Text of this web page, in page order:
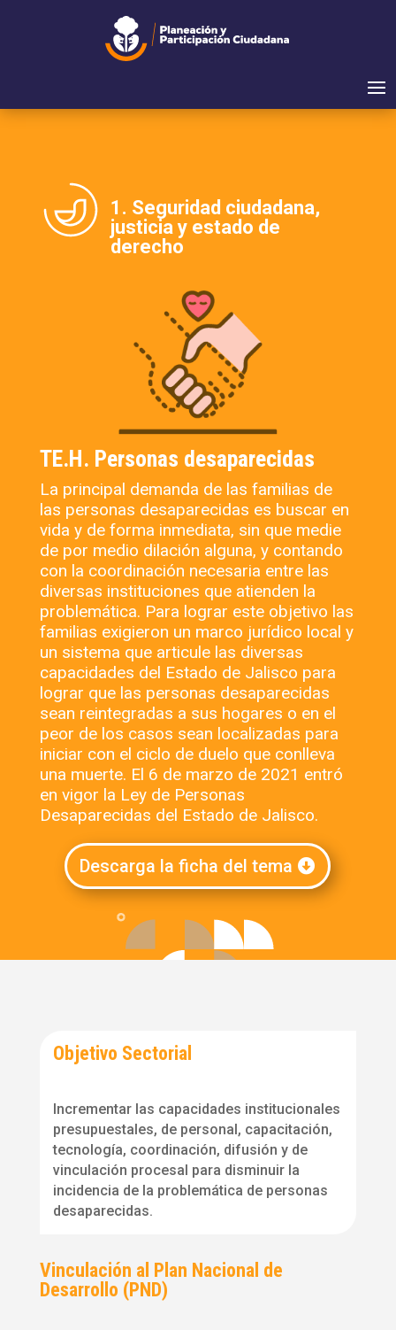
1. Seguridad ciudadana,
justicia y estado de
derecho
TE.H. Personas desaparecidas
La principal demanda de las familias de
las personas desaparecidas es buscar en
vida y de forma inmediata, sin que medie
de por medio dilación alguna, y contando
con la coordinación necesaria entre las
diversas instituciones que atienden la
problemática. Para lograr este objetivo las
familias exigieron un marco jurídico local y
un sistema que articule las diversas
capacidades del Estado de Jalisco para
lograr que las personas desaparecidas
sean reintegradas a sus hogares o en el
peor de los casos sean localizadas para
iniciar con el ciclo de duelo que conlleva
una muerte. El 6 de marzo de 2021 entró
en vigor la Ley de Personas
Desaparecidas del Estado de Jalisco.
Descarga la ficha del tema
Objetivo Sectorial
Incrementar las capacidades institucionales
presupuestales, de personal, capacitación,
tecnología, coordinación, difusión y de
vinculación procesal para disminuir la
incidencia de la problemática de personas
desaparecidas.
Vinculación al Plan Nacional de
Desarrollo (PND)